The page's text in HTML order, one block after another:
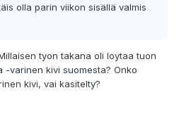
olla parin viikon sisällä valmis
tyon takana oli loytaa tuon
varinen kivi suomesta? Onko
kivi, vai kasitelty?